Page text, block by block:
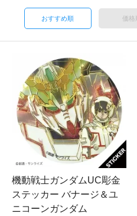
おすすめ順 価格
機動戦士ガンダムUC彫金
ステッカー バナージ＆ユ
ニコーンガンダム